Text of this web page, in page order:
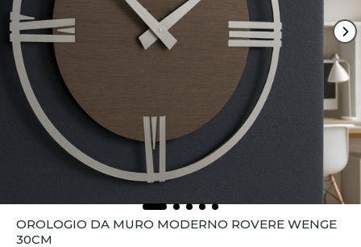
OROLOGIO DA MURO MODERNO ROVERE WENGE
30CM